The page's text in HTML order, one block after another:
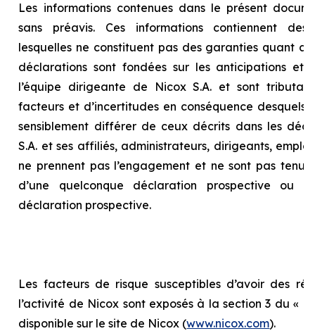
Les informations contenues dans le présent
sans préavis. Ces informations contiennent des
lesquelles ne constituent pas des garanties quant
déclarations sont fondées sur les anticipations et
l’équipe dirigeante de Nicox S.A. et sont
facteurs et d’incertitudes en conséquence desquels
sensiblement différer de ceux décrits dans les
S.A. et ses affiliés, administrateurs, dirigeants,
ne prennent pas l’engagement et ne sont pas
d’une quelconque déclaration prospective ou
déclaration prospective.
Les facteurs de risque susceptibles d’avoir des
l’activité de Nicox sont exposés à la section 3 du «
disponible sur le site de Nicox (www.nicox.com).